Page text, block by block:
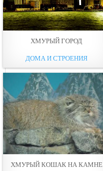
ХМУРЫЙ ГОРОД
ДОМА И СТРОЕНИЯ
ХМУРЫЙ КОШАК НА КАМНЕ